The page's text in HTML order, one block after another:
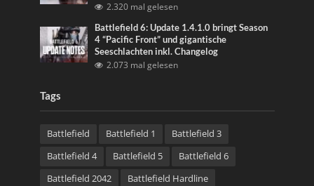
2.320 mal gelesen
Battlefield 6: Update 1.4.1.0 bringt Season
4 “Pacific Front” und gigantische
Seeschlachten inkl. Changelog
2.073 mal gelesen
Tags
Battlefield Battlefield 1
Battlefield 3
Battlefield 4
Battlefield 5
Battlefield 6
Battlefield 2042
Battlefield Hardline